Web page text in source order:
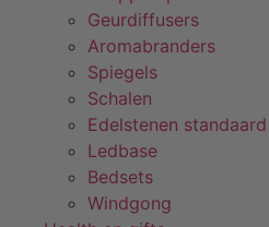
Geurdiffusers
Aromabranders
Spiegels
Schalen
Edelstenen standaard
Ledbase
Bedsets
Windgong